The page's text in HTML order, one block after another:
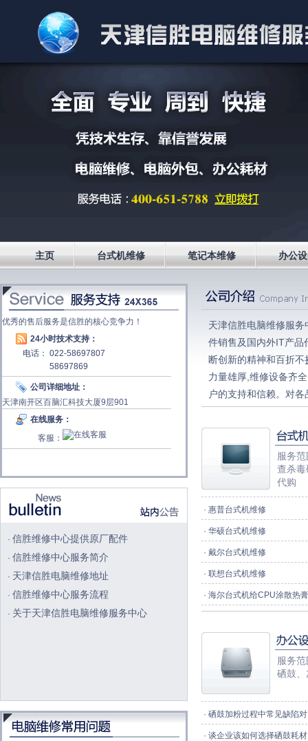
主页 台式机维修 笔记本维修 办公
优秀的售后服务是信胜的核心竞争力！
24小时技术支持：
电话： 022-58697807
58697869
公司详细地址：
天津南开区百脑汇科技大厦9层901
在线服务：
客服：
· 信胜维修中心提供原厂配件
· 信胜维修中心服务简介
· 天津信胜电脑维修地址
· 信胜维修中心服务流程
· 关于天津信胜电脑维修服务中心
天津信胜电脑维修服
件销售及国内外IT产品
断创新的精神和百折
力量雄厚,维修设备齐
户的支持和信赖。对
技的前沿。亲切与快
入好的产品，开拓广
在客户的立场为客户
员服务客户时对自己
存下来。只要您的电
理。并且承诺我们修
满意的服务给客户！
为本、服务为首，引
不断超越客户的期望
热情 纪律要求：想客
服务
查杀
代购
· 惠普台式机维修
· 华硕台式机维修
· 戴尔台式机维修
· 联想台式机维修
· 海尔台式机给CPU涂散热
服务
硒鼓
· 硒鼓加粉过程中常见缺陷
· 谈企业该如何选择硒鼓耗材